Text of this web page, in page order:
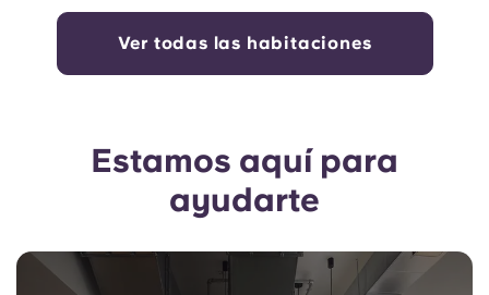
Ver todas las habitaciones
Estamos aquí para
ayudarte